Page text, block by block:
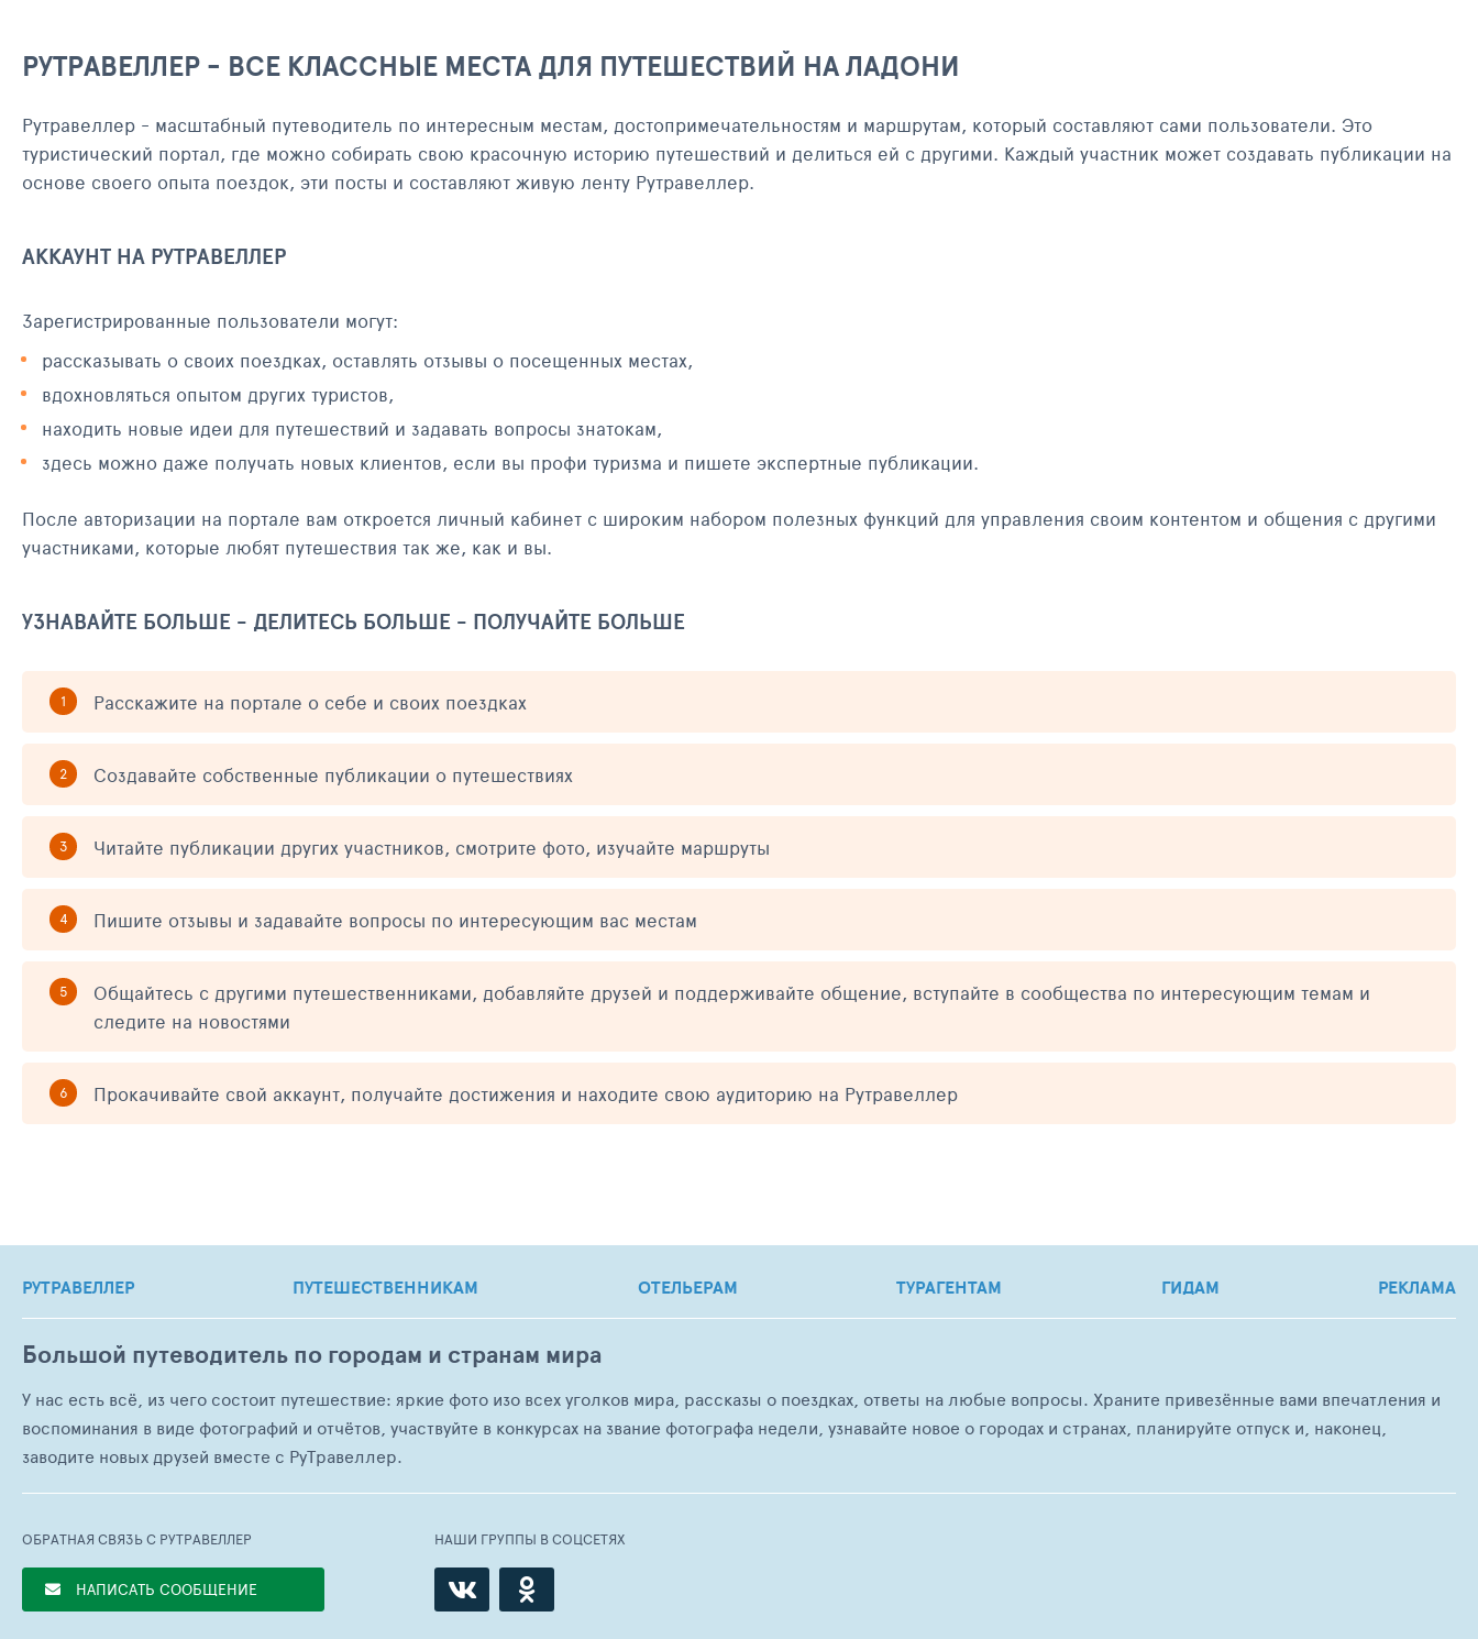
РУТРАВЕЛЛЕР - ВСЕ КЛАССНЫЕ МЕСТА ДЛЯ ПУТЕШЕСТВИЙ НА ЛАДОНИ
Рутравеллер - масштабный путеводитель по интересным местам, достопримечательностям и маршрутам, который составляют сами пользователи. Это
туристический портал, где можно собирать свою красочную историю путешествий и делиться ей с другими. Каждый участник может создавать публикации на
основе своего опыта поездок, эти посты и составляют живую ленту Рутравеллер.
АККАУНТ НА РУТРАВЕЛЛЕР
Зарегистрированные пользователи могут:
рассказывать о своих поездках, оставлять отзывы о посещенных местах,
вдохновляться опытом других туристов,
находить новые идеи для путешествий и задавать вопросы знатокам,
здесь можно даже получать новых клиентов, если вы профи туризма и пишете экспертные публикации.
После авторизации на портале вам откроется личный кабинет с широким набором полезных функций для управления своим контентом и общения с другими
участниками, которые любят путешествия так же, как и вы.
УЗНАВАЙТЕ БОЛЬШЕ - ДЕЛИТЕСЬ БОЛЬШЕ - ПОЛУЧАЙТЕ БОЛЬШЕ
Расскажите на портале о себе и своих поездках
Создавайте собственные публикации о путешествиях
Читайте публикации других участников, смотрите фото, изучайте маршруты
Пишите отзывы и задавайте вопросы по интересующим вас местам
Общайтесь с другими путешественниками, добавляйте друзей и поддерживайте общение, вступайте в сообщества по интересующим темам и
следите на новостями
Прокачивайте свой аккаунт, получайте достижения и находите свою аудиторию на Рутравеллер
РУТРАВЕЛЛЕР ПУТЕШЕСТВЕННИКАМ ОТЕЛЬЕРАМ ТУРАГЕНТАМ ГИДАМ РЕКЛАМА
Большой путеводитель по городам и странам мира
У нас есть всё, из чего состоит путешествие: яркие фото изо всех уголков мира, рассказы о поездках, ответы на любые вопросы. Храните привезённые вами впечатления и
воспоминания в виде фотографий и отчётов, участвуйте в конкурсах на звание фотографа недели, узнавайте новое о городах и странах, планируйте отпуск и, наконец,
заводите новых друзей вместе с РуТравеллер.
ОБРАТНАЯ СВЯЗЬ С РУТРАВЕЛЛЕР
НАПИСАТЬ СООБЩЕНИЕ
НАШИ ГРУППЫ В СОЦСЕТЯХ